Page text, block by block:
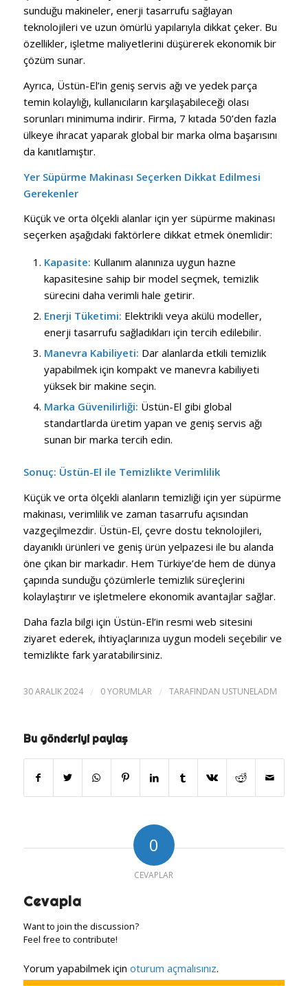
sunduğu makineler, enerji tasarrufu sağlayan
teknolojileri ve uzun ömürlü yapılarıyla dikkat çeker. Bu
özellikler, işletme maliyetlerini düşürerek ekonomik bir
çözüm sunar.
Ayrıca, Üstün-El’in geniş servis ağı ve yedek parça
temin kolaylığı, kullanıcıların karşılaşabileceği olası
sorunları minimuma indirir. Firma, 7 kıtada 50’den fazla
ülkeye ihracat yaparak global bir marka olma başarısını
da kanıtlamıştır.
Yer Süpürme Makinası Seçerken Dikkat Edilmesi
Gerekenler
Küçük ve orta ölçekli alanlar için yer süpürme makinası
seçerken aşağıdaki faktörlere dikkat etmek önemlidir:
Kapasite: Kullanım alanınıza uygun hazne
kapasitesine sahip bir model seçmek, temizlik
sürecini daha verimli hale getirir.
Enerji Tüketimi: Elektrikli veya akülü modeller,
enerji tasarrufu sağladıkları için tercih edilebilir.
Manevra Kabiliyeti: Dar alanlarda etkili temizlik
yapabilmek için kompakt ve manevra kabiliyeti
yüksek bir makine seçin.
Marka Güvenilirliği: Üstün-El gibi global
standartlarda üretim yapan ve geniş servis ağı
sunan bir marka tercih edin.
Sonuç: Üstün-El ile Temizlikte Verimlilik
Küçük ve orta ölçekli alanların temizliği için yer süpürme
makinası, verimlilik ve zaman tasarrufu açısından
vazgeçilmezdir. Üstün-El, çevre dostu teknolojileri,
dayanıklı ürünleri ve geniş ürün yelpazesi ile bu alanda
öne çıkan bir markadır. Hem Türkiye’de hem de dünya
çapında sunduğu çözümlerle temizlik süreçlerini
kolaylaştırır ve işletmelere ekonomik avantajlar sağlar.
Daha fazla bilgi için Üstün-El’in resmi web sitesini
ziyaret ederek, ihtiyaçlarınıza uygun modeli seçebilir ve
temizlikte fark yaratabilirsiniz.
30 ARALIK 2024 / 0 YORUMLAR / TARAFINDAN USTUNELADM
Bu gönderiyi paylaş
0
CEVAPLAR
Cevapla
Want to join the discussion?
Feel free to contribute!
Yorum yapabilmek için oturum açmalısınız.